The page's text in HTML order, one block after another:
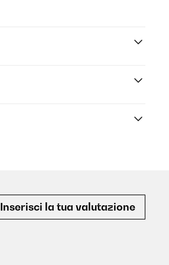
Inserisci la tua valutazione